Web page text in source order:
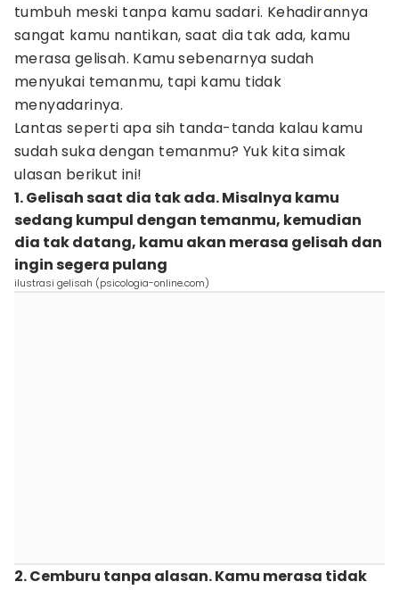
tumbuh meski tanpa kamu sadari. Kehadirannya
sangat kamu nantikan, saat dia tak ada, kamu
merasa gelisah. Kamu sebenarnya sudah
menyukai temanmu, tapi kamu tidak
menyadarinya.
Lantas seperti apa sih tanda-tanda kalau kamu
sudah suka dengan temanmu? Yuk kita simak
ulasan berikut ini!
1. Gelisah saat dia tak ada. Misalnya kamu
sedang kumpul dengan temanmu, kemudian
dia tak datang, kamu akan merasa gelisah dan
ingin segera pulang
ilustrasi gelisah (psicologia-online.com)
2. Cemburu tanpa alasan. Kamu merasa tidak